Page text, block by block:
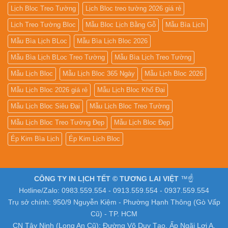
Lịch Bloc Treo Tường Lịch Bloc treo tường 2026 giá rẻ
Lịch Treo Tường Bloc Mẫu Bloc Lịch Bằng Gỗ Mẫu Bìa Lịch
Mẫu Bìa Lịch BLoc Mẫu Bìa Lịch Bloc 2026
Mẫu Bìa Lịch BLoc Treo Tường Mẫu Bìa Lịch Treo Tường
Mẫu Lịch Bloc Mẫu Lịch Bloc 365 Ngày Mẫu Lịch Bloc 2026
Mẫu Lịch Bloc 2026 giá rẻ Mẫu Lịch Bloc Khổ Đại
Mẫu Lịch Bloc Siêu Đại Mẫu Lịch Bloc Treo Tường
Mẫu Lịch Bloc Treo Tường Đẹp Mẫu Lịch Bloc Đẹp
Ép Kim Bìa Lịch Ép Kim Lịch Bloc
CÔNG TY IN LỊCH TẾT © TƯƠNG LAI VIỆT ™☝️
Hotline/Zalo: 0983.559.554 - 0913.559.554 - 0937.559.554
Trụ sở chính: 950/9 Nguyễn Kiệm - Phường Hạnh Thông (Gò Vấp
Cũ) - TP. HCM
CN Tây Ninh (Long An Cũ): Đường Võ Duy Tạo, Ấp Ngãi Lợi A,